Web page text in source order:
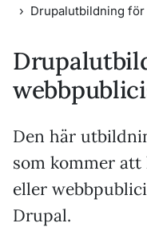
Drupalutbildning
Den här
som kommer
eller
Drupal.